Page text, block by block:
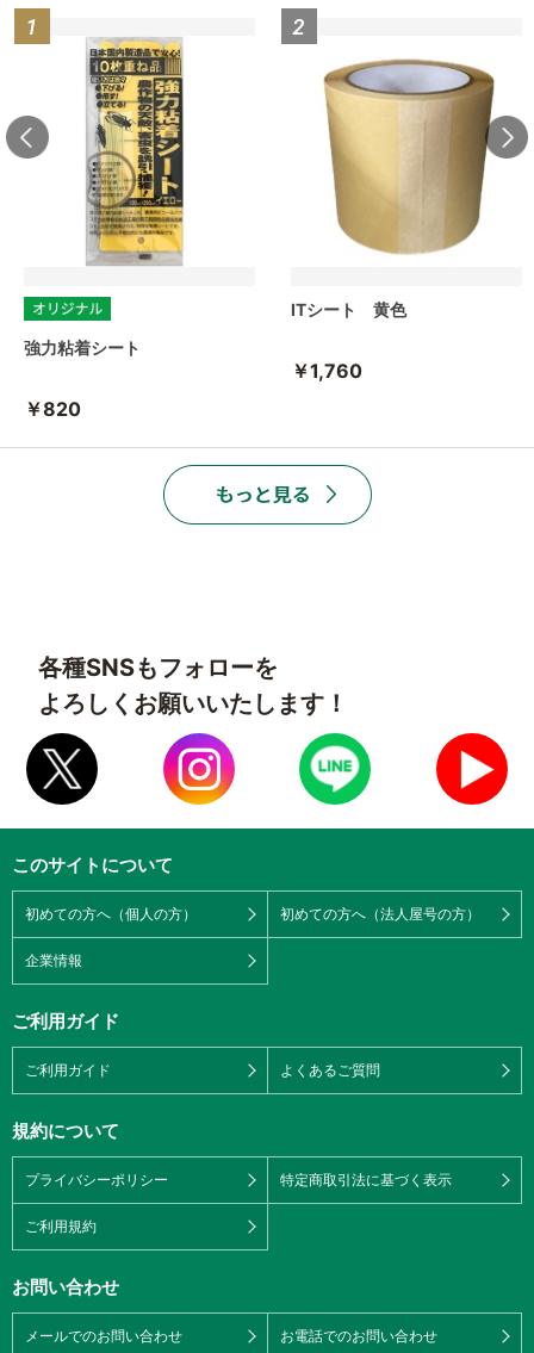
強力粘着シート
￥820
ITシート 黄色
￥1,760
各種SNSもフォローを
よろしくお願いいたします！
このサイトについて
初めての方へ（個人の方） 初めての方へ（法人屋号の方）
企業情報
ご利用ガイド
ご利用ガイド よくあるご質問
規約について
プライバシーポリシー 特定商取引法に基づく表示
ご利用規約
お問い合わせ
メールでのお問い合わせ お電話でのお問い合わせ